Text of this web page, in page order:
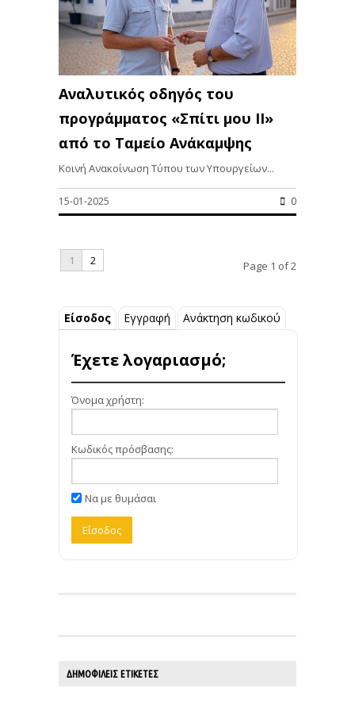
Αναλυτικός οδηγός του
προγράμματος «Σπίτι μου ΙΙ»
από το Ταμείο Ανάκαμψης
Κοινή Ανακοίνωση Τύπου των Υπουργείων...
15-01-2025 0
1 2 Page 1 of 2
Είσοδος Εγγραφή Ανάκτηση κωδικού
Έχετε λογαριασμό;
Όνομα χρήστη:
Κωδικός πρόσβασης:
Να με θυμάσαι
ΔΗΜΟΦΙΛΕΊΣ ΕΤΙΚΈΤΕΣ